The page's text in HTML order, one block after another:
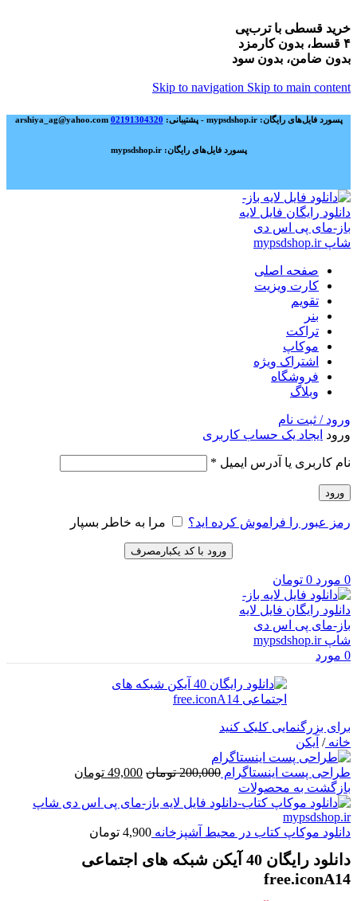
خرید قسطی با ترب‌پی
۴ قسط، بدون کارمزد
بدون ضامن، بدون سود
Skip to navigation Skip to main content
پسورد فایل‌های رایگان: mypsdshop.ir - پشتیبانی: arshiya_ag@yahoo.com 02191304320
پسورد فایل‌های رایگان: mypsdshop.ir
صفحه اصلی
کارت ویزیت
تقویم
بنر
تراکت
موکاپ
اشتراک ویژه
فروشگاه
وبلاگ
ورود / ثبت نام
ورود ایجاد یک حساب کاربری
نام کاربری یا آدرس ایمیل *
ورود
رمز عبور را فراموش کرده اید؟ مرا به خاطر بسپار
ورود با کد یکبارمصرف
0 مورد 0 تومان
0 مورد
برای بزرگنمایی کلیک کنید
خانه/ آیکن
طراحی پست اینستاگرام 200,000 تومان قیمت
200,000 تومان
49,000 تومان
49,000 تومان
بازگشت به محصولات
دانلود موکاپ کتاب در محیط آشپزخانه 4,900 تومان
دانلود رایگان 40 آیکن شبکه های اجتماعی
free.iconA14